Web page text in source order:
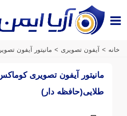
خانه > آیفون تصویری > مانیتور آیفون
طلایی(حافظه دار)